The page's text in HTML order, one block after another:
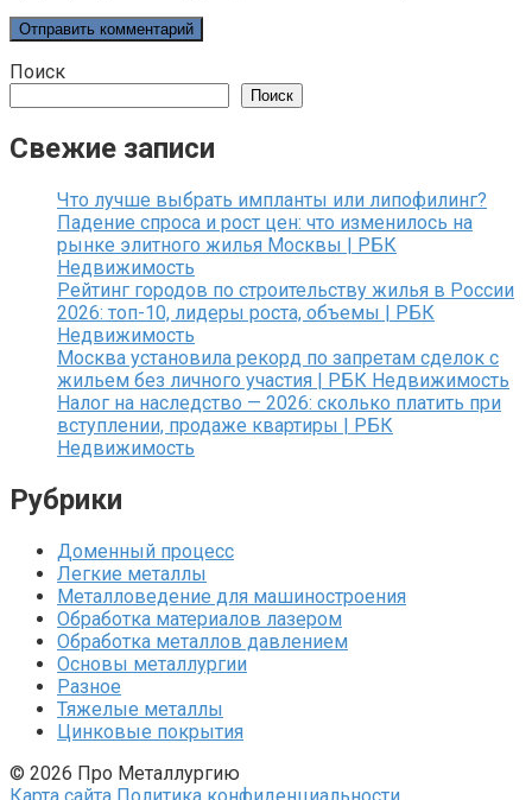
Поиск
Поиск
Свежие записи
Что лучше выбрать импланты или липофилинг?
Падение спроса и рост цен: что изменилось на
рынке элитного жилья Москвы | РБК
Недвижимость
Рейтинг городов по строительству жилья в России
2026: топ-10, лидеры роста, объемы | РБК
Недвижимость
Москва установила рекорд по запретам сделок с
жильем без личного участия | РБК Недвижимость
Налог на наследство — 2026: сколько платить при
вступлении, продаже квартиры | РБК
Недвижимость
Рубрики
Доменный процесс
Легкие металлы
Металловедение для машиностроения
Обработка материалов лазером
Обработка металлов давлением
Основы металлургии
Разное
Тяжелые металлы
Цинковые покрытия
© 2026 Про Металлургию